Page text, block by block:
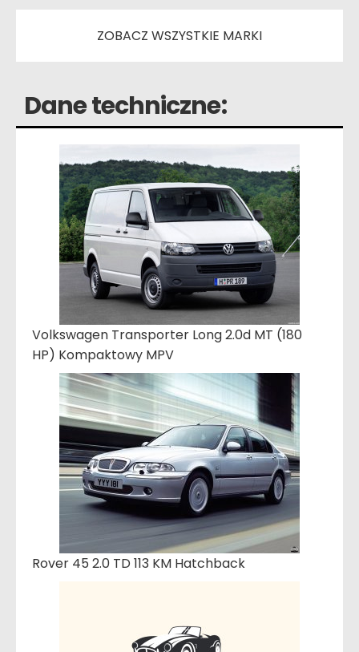
ZOBACZ WSZYSTKIE MARKI
Dane techniczne:
Volkswagen Transporter Long 2.0d MT (180
HP) Kompaktowy MPV
Rover 45 2.0 TD 113 KM Hatchback